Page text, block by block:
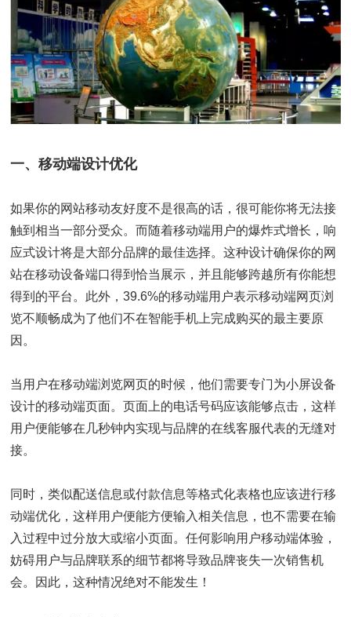
一、移动端设计优化
如果你的网站移动友好度不是很高的话，很可能你将无法接
触到相当一部分受众。而随着移动端用户的爆炸式增长，响
应式设计将是大部分品牌的最佳选择。这种设计确保你的网
站在移动设备端口得到恰当展示，并且能够跨越所有你能想
得到的平台。此外，39.6%的移动端用户表示移动端网页浏
览不顺畅成为了他们不在智能手机上完成购买的最主要原
因。
当用户在移动端浏览网页的时候，他们需要专门为小屏设备
设计的移动端页面。页面上的电话号码应该能够点击，这样
用户便能够在几秒钟内实现与品牌的在线客服代表的无缝对
接。
同时，类似配送信息或付款信息等格式化表格也应该进行移
动端优化，这样用户便能方便输入相关信息，也不需要在输
入过程中过分放大或缩小页面。任何影响用户移动端体验，
妨碍用户与品牌联系的细节都将导致品牌丧失一次销售机
会。因此，这种情况绝对不能发生！